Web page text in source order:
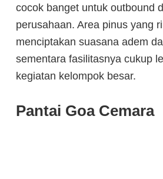
cocok banget untuk outbound
perusahaan. Area pinus yang
menciptakan suasana adem
sementara fasilitasnya cukup
kegiatan kelompok besar.
Pantai Goa Cemara